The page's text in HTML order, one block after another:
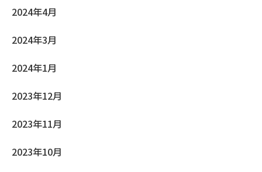
2024年4月
2024年3月
2024年1月
2023年12月
2023年11月
2023年10月